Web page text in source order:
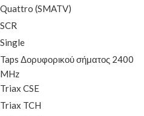
Quattro (SMATV)
SCR
Single
Taps Δορυφορικού σήματος 2400
MHz
Triax CSE
Triax TCH